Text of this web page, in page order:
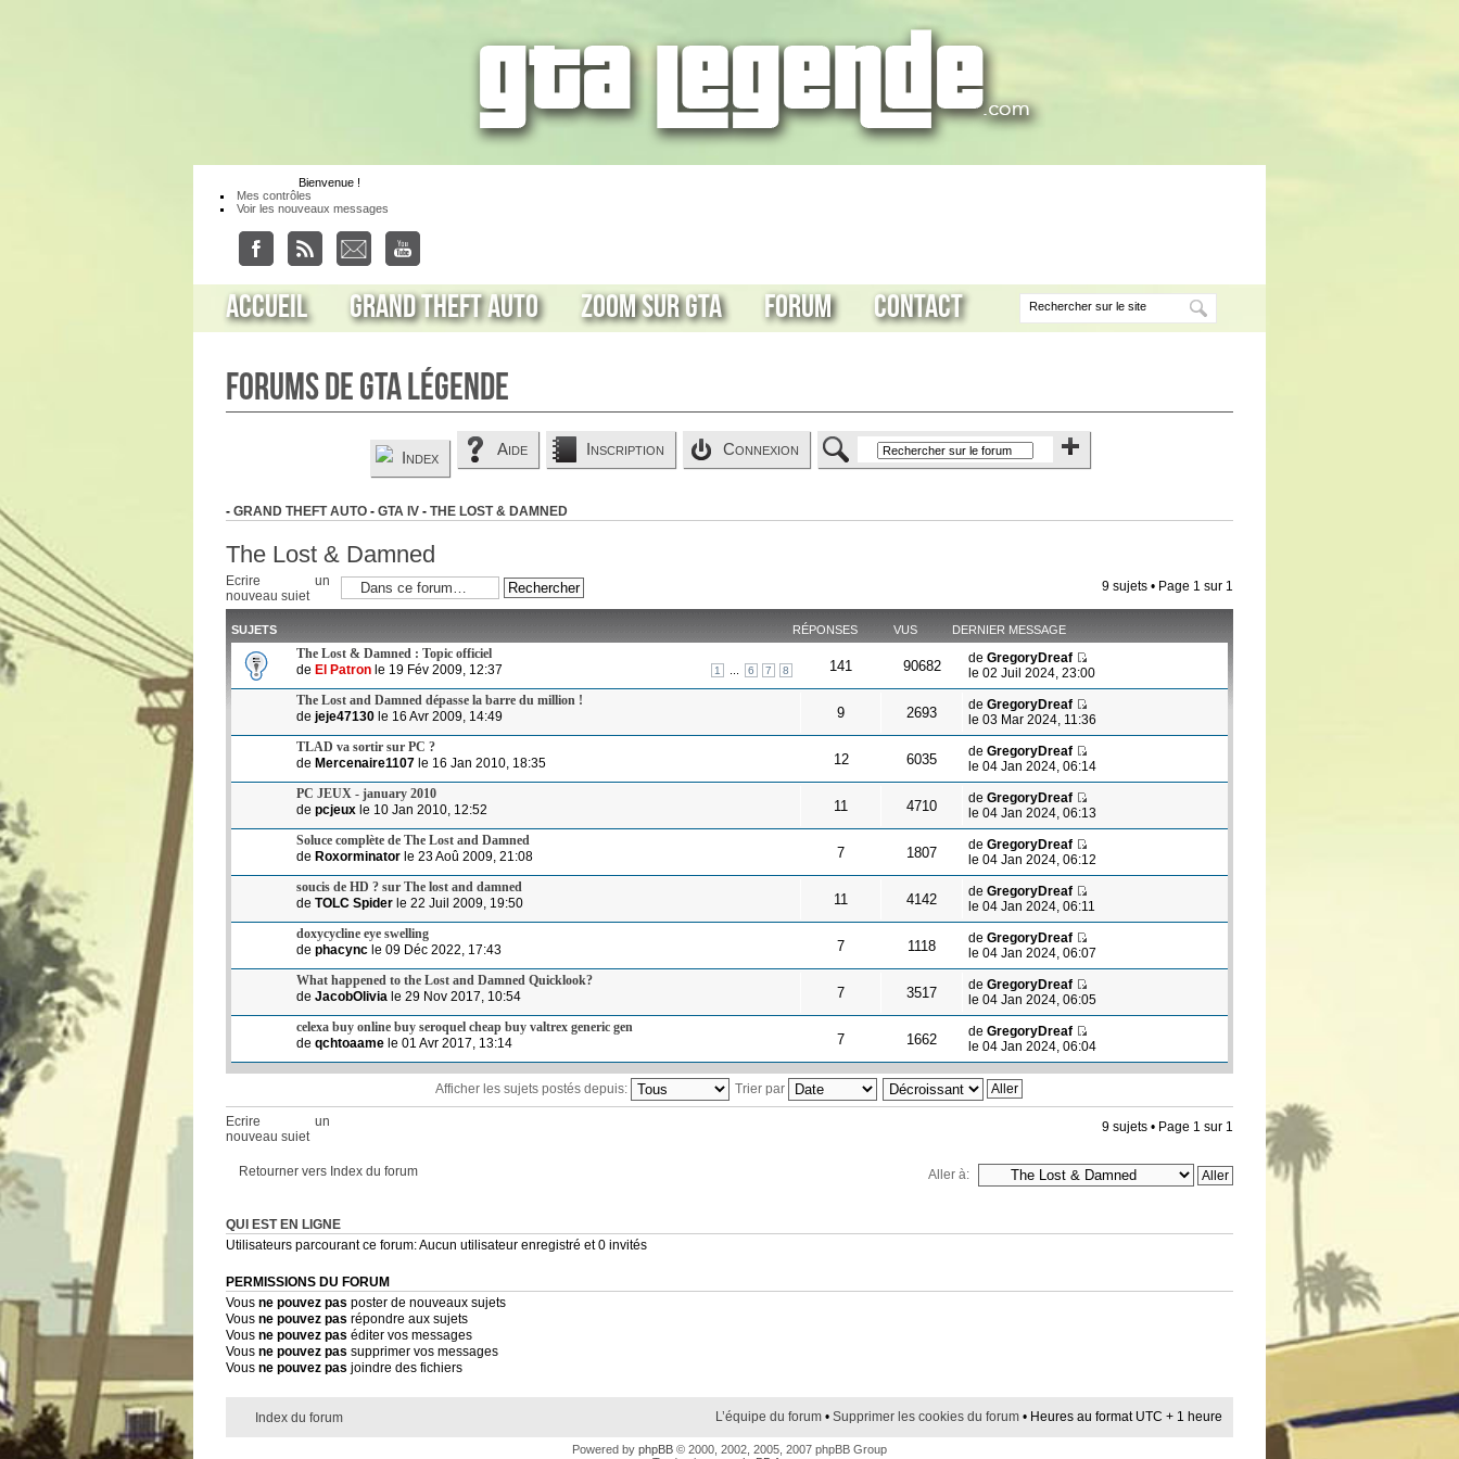
Bienvenue !
Mes contrôles
Voir les nouveaux messages
Accueil Grand Theft Auto Zoom sur GTA Forum Contact
Forums de GTA Légende
Index Aide Inscription Connexion
- GRAND THEFT AUTO - GTA IV - THE LOST & DAMNED
The Lost & Damned
Ecrire un
nouveau sujet
9 sujets • Page 1 sur 1
SUJETS RÉPONSES VUS DERNIER MESSAGE
The Lost & Damned : Topic officiel
1 6 7 8
de El Patron le 19 Fév 2009, 12:37 141 90682 de GregoryDreaf
le 02 Juil 2024, 23:00
The Lost and Damned dépasse la barre du million !
de jeje47130 le 16 Avr 2009, 14:49 9 2693 de GregoryDreaf
le 03 Mar 2024, 11:36
TLAD va sortir sur PC ?
de Mercenaire1107 le 16 Jan 2010, 18:35 12 6035 de GregoryDreaf
le 04 Jan 2024, 06:14
PC JEUX - january 2010
de pcjeux le 10 Jan 2010, 12:52 11 4710 de GregoryDreaf
le 04 Jan 2024, 06:13
Soluce complète de The Lost and Damned
de Roxorminator le 23 Aoû 2009, 21:08 7 1807 de GregoryDreaf
le 04 Jan 2024, 06:12
soucis de HD ? sur The lost and damned
de TOLC Spider le 22 Juil 2009, 19:50 11 4142 de GregoryDreaf
le 04 Jan 2024, 06:11
doxycycline eye swelling
de phacync le 09 Déc 2022, 17:43 7 1118 de GregoryDreaf
le 04 Jan 2024, 06:07
What happened to the Lost and Damned Quicklook?
de JacobOlivia le 29 Nov 2017, 10:54 7 3517 de GregoryDreaf
le 04 Jan 2024, 06:05
celexa buy online buy seroquel cheap buy valtrex generic gen
de qchtoaame le 01 Avr 2017, 13:14 7 1662 de GregoryDreaf
le 04 Jan 2024, 06:04
Afficher les sujets postés depuis: Trier par
Ecrire un
nouveau sujet
9 sujets • Page 1 sur 1
Retourner vers Index du forum Aller à:
QUI EST EN LIGNE
Utilisateurs parcourant ce forum: Aucun utilisateur enregistré et 0 invités
PERMISSIONS DU FORUM
Vous ne pouvez pas poster de nouveaux sujets
Vous ne pouvez pas répondre aux sujets
Vous ne pouvez pas éditer vos messages
Vous ne pouvez pas supprimer vos messages
Vous ne pouvez pas joindre des fichiers
Index du forum L’équipe du forum • Supprimer les cookies du forum • Heures au format UTC + 1 heure
Powered by phpBB © 2000, 2002, 2005, 2007 phpBB Group